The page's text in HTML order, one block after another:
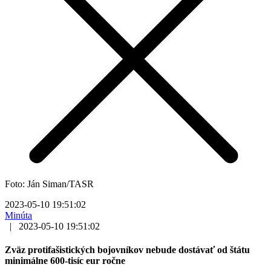
Foto: Ján Siman/TASR
2023-05-10 19:51:02
Minúta
|
2023-05-10 19:51:02
Zväz protifašistických bojovníkov nebude dostávať od štátu
minimálne 600-tisíc eur ročne